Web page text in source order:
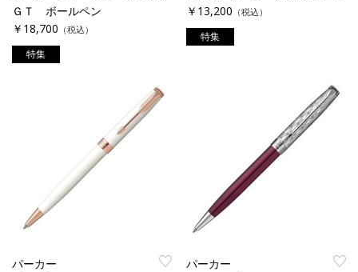
ＧＴ ボールペン
￥18,700 （税込）
特集
￥13,200 （税込）
特集
パーカー
パーカー